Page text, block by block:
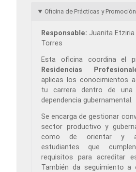
Oficina de Prácticas y
Responsable: Juanita Etziria
Torres
Esta oficina coordina el
Residencias
aplicas los conocimientos
tu carrera dentro de una
dependencia gubernamental.
Se encarga de gestionar
sector productivo y
como de orientar y
estudiantes que
requisitos para acreditar
También da seguimiento a